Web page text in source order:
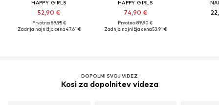
HAPPY GIRLS
52,90 €
Prvotno: 89,95 €
Zadnja najnižja cena47,61 €
HAPPY GIRLS
74,90 €
Prvotno: 89,90 €
Zadnja najnižja cena53,91 €
DOPOLNI SVOJ VIDEZ
Kosi za dopolnitev videza